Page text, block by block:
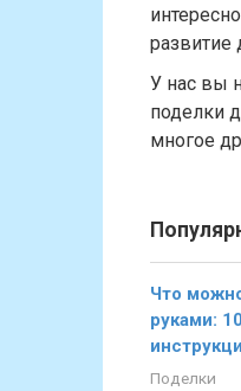
развитие
У нас вы
поделки
многое
Что
руками:
Поделки